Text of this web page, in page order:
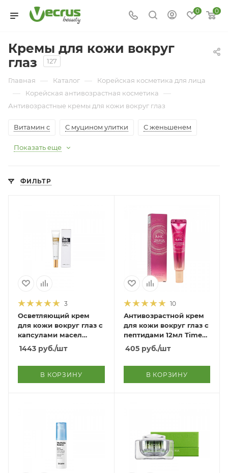
0 0
Кремы для кожи вокруг
глаз
127
Главная — Каталог — Корейская косметика для лица
— Корейская антивозрастная косметика —
Антивозрастные кремы для кожи вокруг глаз
Витамин с С муцином улитки С женьшенем
Показать еще
ФИЛЬТР
3
Осветляющий крем
для кожи вокруг глаз с
капсулами масел
Smoky Oil Capsules Eye
Cream
1443 руб./шт
В КОРЗИНУ
10
Антивозрастной крем
для кожи вокруг глаз с
пептидами 12мл Time
Rewind Real Eye Cream
For Face 12ml
405руб./шт
В КОРЗИНУ